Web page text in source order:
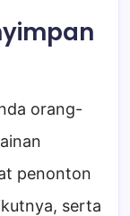
orang-
penonton
serta